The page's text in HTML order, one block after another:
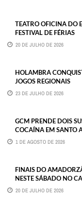
TEATRO OFICINA DO
FESTIVAL DE FÉRIAS
20 DE JULHO DE 2026
HOLAMBRA
JOGOS REGIONAIS
23 DE JULHO DE 2026
GCM PRENDE DOIS
COCAÍNA EM SANTO
1 DE AGOSTO DE 2026
FINAIS DO
NESTE SÁBADO NO
20 DE JULHO DE 2026